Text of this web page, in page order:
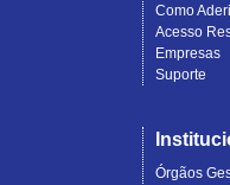
Como
Acesso
Empresas
Suporte
Órgãos